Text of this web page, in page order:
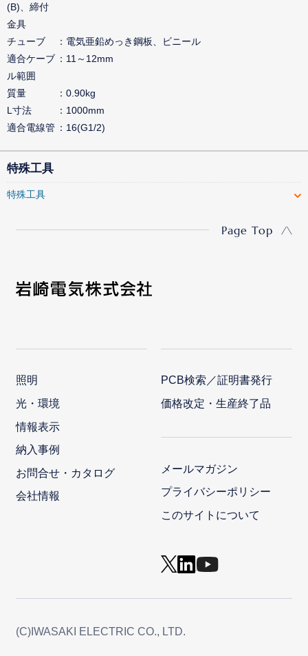
(B)、締付
金具
チューブ
電気亜鉛めっき鋼板、ビニール
適合ケーブ
ル範囲
11～12mm
質量
0.90kg
L寸法
1000mm
適合電線管
16(G1/2)
特殊工具
特殊工具
Page Top
照明
光・環境
情報表示
納入事例
お問合せ・カタログ
会社情報
PCB検索／証明書発行
価格改定・生産終了品
メールマガジン
プライバシーポリシー
このサイトについて
(C)IWASAKI ELECTRIC CO., LTD.